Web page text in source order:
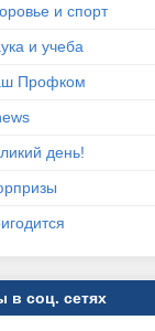
и спорт
и учеба
Профком
день!
в соц. сетях